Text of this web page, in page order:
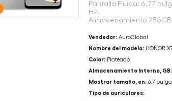
Pantalla Fluida: 6.77
Hz.
Almacenamiento
Vendedor:AuroGlobal
Nombre del modelo:HONOR
Color:Plateado
Almacenamiento Interno, GB:
Mostrar tamaño, en:6.7
Tipo de auriculares: